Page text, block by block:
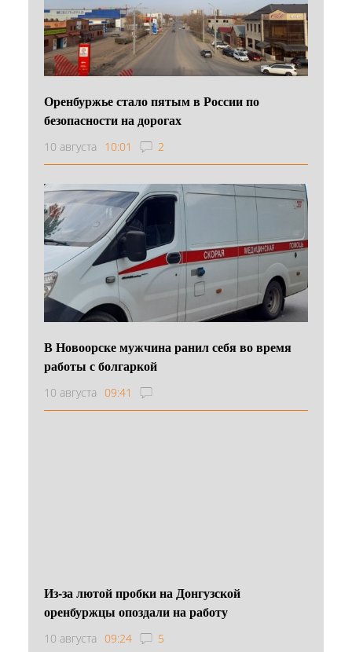
Оренбуржье стало пятым в России по
безопасности на дорогах
10 августа 10:01 2
В Новоорске мужчина ранил себя во время
работы с болгаркой
10 августа 09:41
Из-за лютой пробки на Донгузской
оренбуржцы опоздали на работу
10 августа 09:24 5